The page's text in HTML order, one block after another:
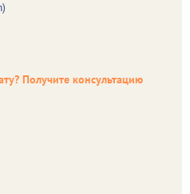
Получите консультацию